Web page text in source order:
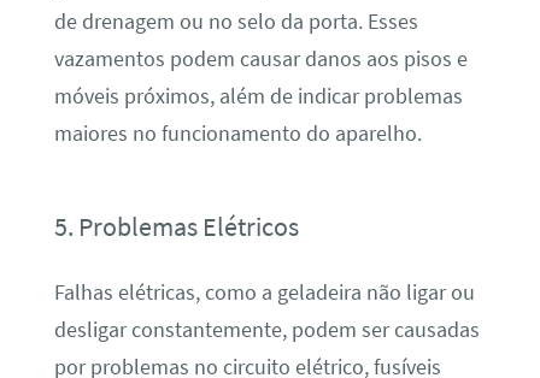
de drenagem ou no selo da porta. Esses
vazamentos podem causar danos aos pisos e
móveis próximos, além de indicar problemas
maiores no funcionamento do aparelho.
5. Problemas Elétricos
Falhas elétricas, como a geladeira não ligar ou
desligar constantemente, podem ser causadas
por problemas no circuito elétrico, fusíveis